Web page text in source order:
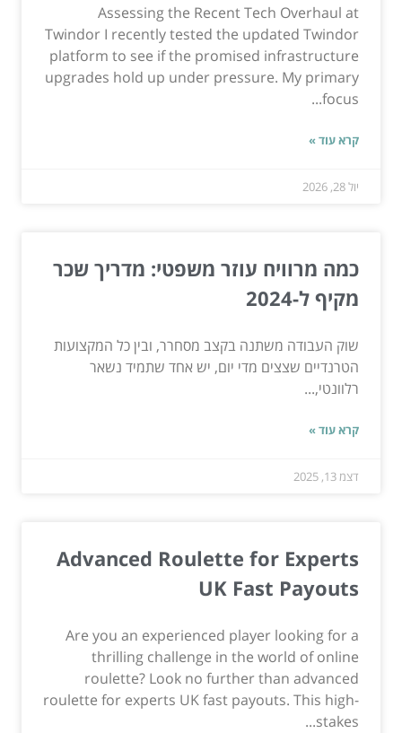
Assessing the Recent Tech Overhaul at
Twindor I recently tested the updated Twindor
platform to see if the promised infrastructure
upgrades hold up under pressure. My primary
focus...
קרא עוד »
יול 28, 2026
כמה מרוויח עוזר משפטי: מדריך שכר
מקיף ל-2024
שוק העבודה משתנה בקצב מסחרר, ובין כל המקצועות
הטרנדיים שצצים מדי יום, יש אחד שתמיד נשאר
רלוונטי,...
קרא עוד »
דצמ 13, 2025
Advanced Roulette for Experts
UK Fast Payouts
Are you an experienced player looking for a
thrilling challenge in the world of online
roulette? Look no further than advanced
roulette for experts UK fast payouts. This high-
stakes...